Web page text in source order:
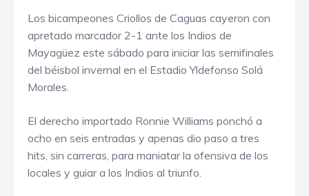
Los bicampeones Criollos de Caguas cayeron con
apretado marcador 2-1 ante los Indios de
Mayagüez este sábado para iniciar las semifinales
del béisbol invernal en el Estadio Yldefonso Solá
Morales.
El derecho importado Ronnie Williams ponchó a
ocho en seis entradas y apenas dio paso a tres
hits, sin carreras, para maniatar la ofensiva de los
locales y guiar a los Indios al triunfo.